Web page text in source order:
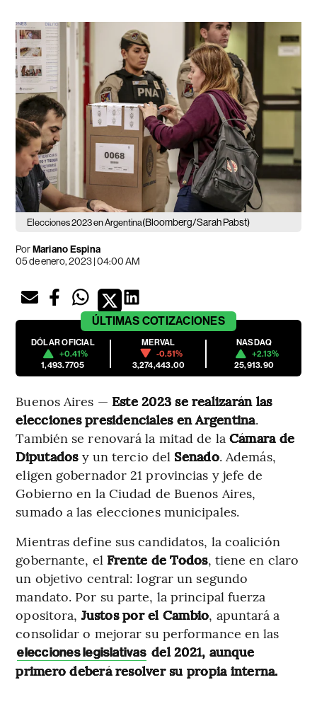
Elecciones 2023 en Argentina(Bloomberg/Sarah Pabst)
PorMariano Espina
05 de enero, 2023 | 04:00 AM
ÚLTIMAS COTIZACIONES
DÓLAR OFICIAL
+0.41%
1,493.7705
MERVAL
-0.51%
3,274,443.00
NASDAQ
+2.13%
25,913.90
Buenos Aires — Este 2023 se realizarán las
elecciones presidenciales en Argentina.
También se renovará la mitad de la Cámara de
Diputadosy un tercio del Senado. Además,
eligen gobernador 21 provincias y jefe de
Gobierno en la Ciudad de Buenos Aires,
sumado a las elecciones municipales.
Mientras define sus candidatos, la coalición
gobernante, el Frente de Todos, tiene en claro
un objetivo central: lograr un segundo
mandato. Por su parte, la principal fuerza
opositora, Justos por el Cambio, apuntará a
consolidar o mejorar su performance en las
elecciones legislativas del 2021, aunque
primero deberá resolver su propia interna.